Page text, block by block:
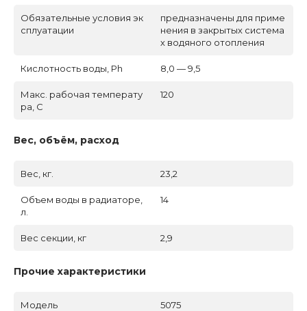
Обязательные условия эк
сплуатации
предназначены для приме
нения в закрытых система
х водяного отопления
Кислотность воды, Ph 8,0 — 9,5
Макс. рабочая температу
ра, C
120
Вес, объём, расход
Вес, кг. 23,2
Объем воды в радиаторе,
л.
14
Вес секции, кг 2,9
Прочие характеристики
Модель 5075